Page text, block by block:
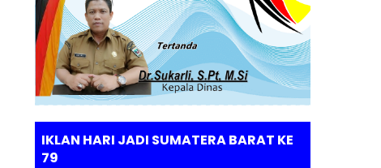
IKLAN HARI JADI SUMATERA BARAT KE
79